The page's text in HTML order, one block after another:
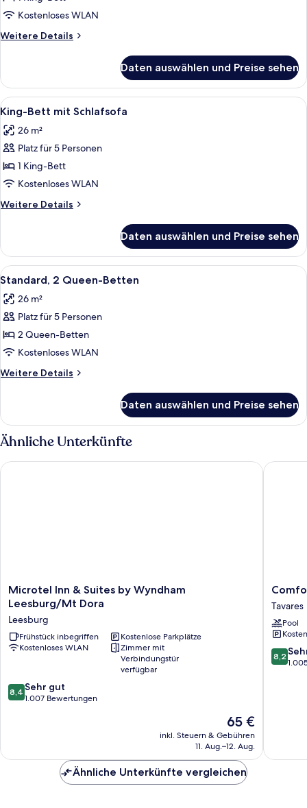
Bett
anzeigen
Kostenloses WLAN
Weitere Details
Weitere
1 King-
Bett
Daten auswählen und Preise sehen
Alle
Fotos
für
King-
Bett
mit
Schlafsofa
anzeigen
Ein Hotelzimmer mit Bett, Sofa,
11
King-Bett mit Schlafsofa
26 m²
Platz für 5 Personen
1 King-Bett
Kostenloses WLAN
Weitere Details
Weitere
Bett
mit
Schlafsofa
Daten auswählen und Preise sehen
Alle
Fotos
für
Standard,
2 Queen-
Betten
anzeigen
Ein Hotelzimmer mit zwei Betten,
11
Standard, 2 Queen-Betten
26 m²
Platz für 5 Personen
2 Queen-Betten
Kostenloses WLAN
Weitere Details
Weitere
2 Queen-
Betten
Daten auswählen und Preise sehen
Ähnliche Unterkünfte
Microtel
Inn
Suites
by
Wyndham
Leesburg
Microtel Inn & Suites by Wyndham
Leesburg/Mt Dora
Leesburg
Frühstück inbegriffen
Kostenlose Parkplätze
Kostenloses WLAN
Zimmer mit
Verbindungstür
verfügbar
8.4
von
Bewertungen
8,4 Sehr gut
1.007 Bewertungen
Der
Preis
beträgt
65 €
inkl. Steuern & Gebühren
11. Aug.–12. Aug.
Microtel Inn & Suites by Wyndham Leesburg/Mt Dora
Comfort
Inn
&
Suites
Tavares
North
Tavares
Tavares
Pool
8.2
von
8,2
Comfort
Ähnliche Unterkünfte vergleichen